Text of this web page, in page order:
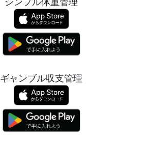
ギャンブル収支管理